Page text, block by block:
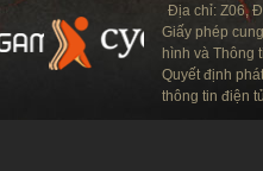
Địa chỉ: Z06,
Giấy phép
hình và Thông
Quyết định
thông tin điện